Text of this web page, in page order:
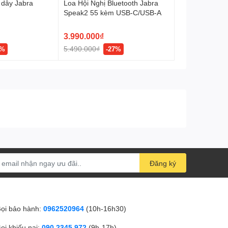
Jabra
Loa Hội Nghị Bluetooth Jabra
Speak2 55 kèm USB-C/USB-A
3.990.000₫
5.490.000₫ -27%
Đăng ký
bảo hành: 0962520964 (10h-16h30)